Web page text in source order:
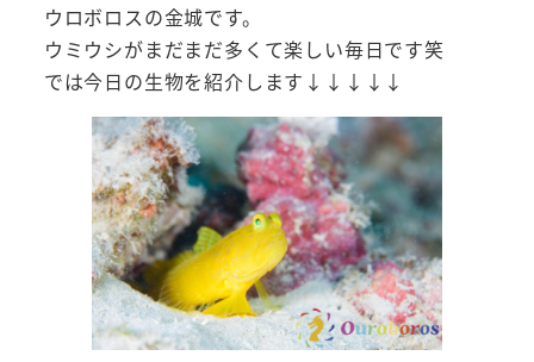
ウロボロスの金城です。
ウミウシがまだまだ多くて楽しい毎日です笑
では今日の生物を紹介します↓↓↓↓↓